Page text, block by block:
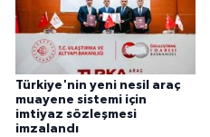
Türkiye'nin yeni nesil araç
muayene sistemi için
imtiyaz sözleşmesi
imzalandı